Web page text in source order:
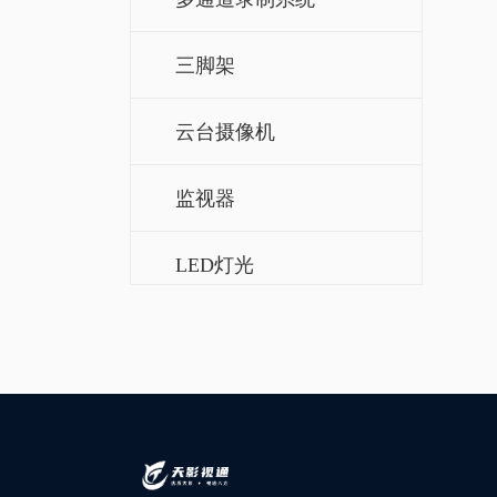
三脚架
云台摄像机
监视器
LED灯光
导播切换台
直播间设备